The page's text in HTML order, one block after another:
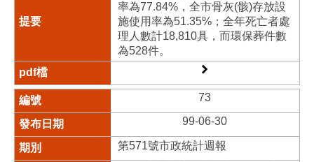
率為77.84%，全市骨灰(骸)存放設
施使用率為51.35%；全年死亡者處
理人數計18,810具，而環保葬件數
為528件。
73
99-06-30
第571號市政統計週報